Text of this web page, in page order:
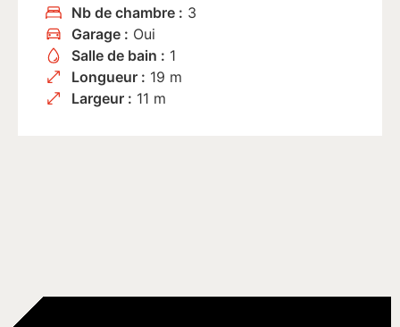
Nb de chambre : 3
Garage : Oui
Salle de bain : 1
Longueur : 19 m
Largeur : 11 m